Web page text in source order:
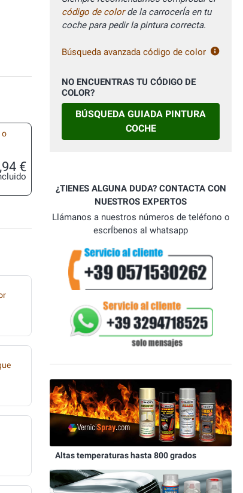
o
€
código de colorde la carrocerÍa en tu
coche para pedir la pintura correcta.
Búsqueda avanzada código de color
NO ENCUENTRAS TU CÓDIGO DE
COLOR?
BÚSQUEDA GUIADA PINTURA
COCHE
¿TIENES ALGUNA DUDA? CONTACTA CON
NUESTROS EXPERTOS
Llámanos a nuestros números de teléfono o
escrÍbenos al whatsapp
Altas temperaturas hasta 800 grados